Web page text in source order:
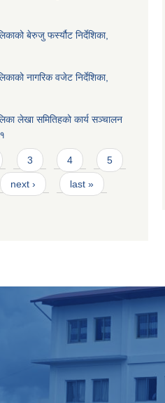
बेरुजु फर्स्यौट निर्देशिका,
नागरिक वजेट निर्देशिका,
लेखा समितिहको कार्य सञ्चालन
3 4 5
next › last »